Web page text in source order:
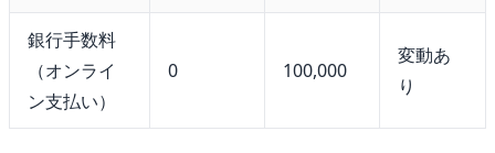
銀行手数料
（オンライ
ン支払い）
0 100,000
変動あ
り